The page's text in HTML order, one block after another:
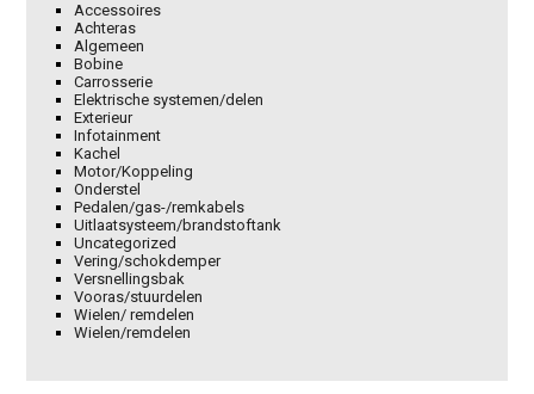
Accessoires
Achteras
Algemeen
Bobine
Carrosserie
Elektrische systemen/delen
Exterieur
Infotainment
Kachel
Motor/Koppeling
Onderstel
Pedalen/gas-/remkabels
Uitlaatsysteem/brandstoftank
Uncategorized
Vering/schokdemper
Versnellingsbak
Vooras/stuurdelen
Wielen/ remdelen
Wielen/remdelen